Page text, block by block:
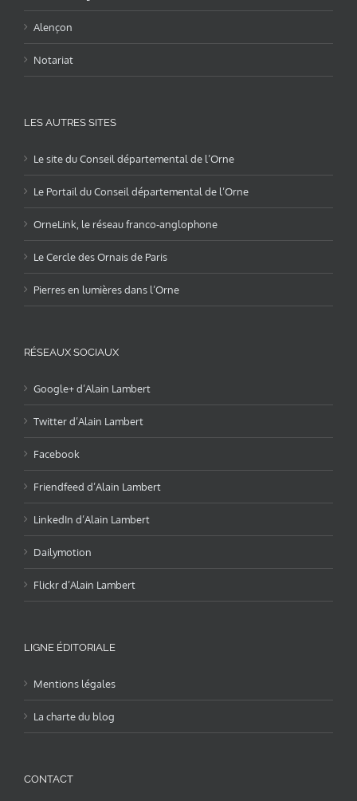
Alençon
Notariat
LES AUTRES SITES
Le site du Conseil départemental de l’Orne
Le Portail du Conseil départemental de l’Orne
OrneLink, le réseau franco-anglophone
Le Cercle des Ornais de Paris
Pierres en lumières dans l’Orne
RÉSEAUX SOCIAUX
Google+ d’Alain Lambert
Twitter d’Alain Lambert
Facebook
Friendfeed d’Alain Lambert
LinkedIn d’Alain Lambert
Dailymotion
Flickr d’Alain Lambert
LIGNE ÉDITORIALE
Mentions légales
La charte du blog
CONTACT